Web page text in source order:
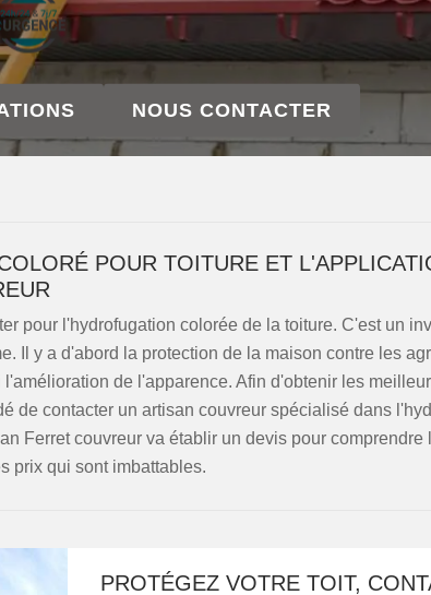
NOUS CONTACTER
POUR TOITURE ET
pour l'hydrofugation colorée de la toiture. C'est un
Il y a d'abord la protection de la maison contre les
l'amélioration de l'apparence. Afin d'obtenir les
de contacter un artisan couvreur spécialisé dans
Ferret couvreur va établir un devis pour
prix qui sont imbattables.
PROTÉGEZ VOTRE TOIT,